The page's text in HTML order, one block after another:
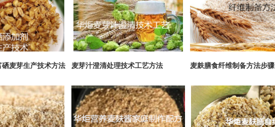
麦芽生产技术方法 麦芽汁澄清处理技术工艺方法 麦麸膳食纤维制备方法步骤